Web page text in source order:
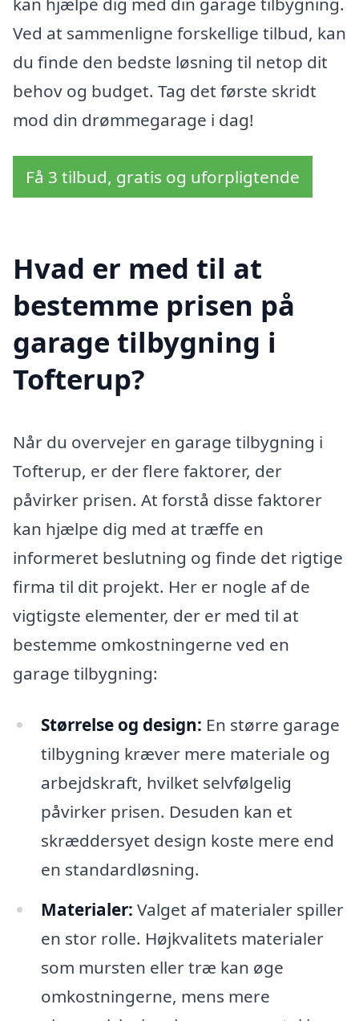
Ved at sammenligne forskellige tilbud, kan
du finde den bedste løsning til netop dit
behov og budget. Tag det første skridt
mod din drømmegarage i dag!
Få 3 tilbud, gratis og uforpligtende
Hvad er med til at
bestemme prisen på
garage tilbygning i
Tofterup?
Når du overvejer en garage tilbygning i
Tofterup, er der flere faktorer, der
påvirker prisen. At forstå disse faktorer
kan hjælpe dig med at træffe en
informeret beslutning og finde det rigtige
firma til dit projekt. Her er nogle af de
vigtigste elementer, der er med til at
bestemme omkostningerne ved en
garage tilbygning:
Størrelse og design: En større garage
tilbygning kræver mere materiale og
arbejdskraft, hvilket selvfølgelig
påvirker prisen. Desuden kan et
skræddersyet design koste mere end
en standardløsning.
Materialer: Valget af materialer spiller
en stor rolle. Højkvalitets materialer
som mursten eller træ kan øge
omkostningerne, mens mere